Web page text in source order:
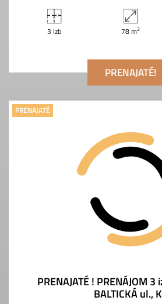
3 izb 78 m2
PRENAJATÉ!
PRENAJATÉ
PRENAJATÉ ! PRENÁJOM
BALTICKÁ ul.,